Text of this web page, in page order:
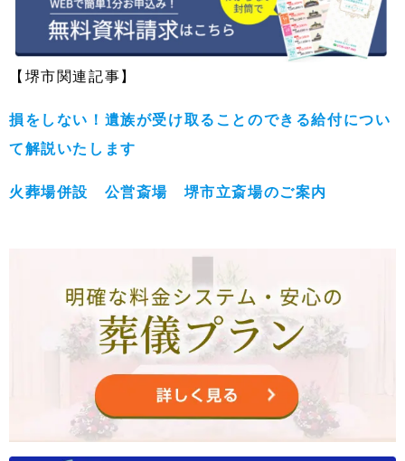
【堺市関連記事】
損をしない！遺族が受け取ることのできる給付につい
て解説いたします
火葬場併設 公営斎場 堺市立斎場のご案内